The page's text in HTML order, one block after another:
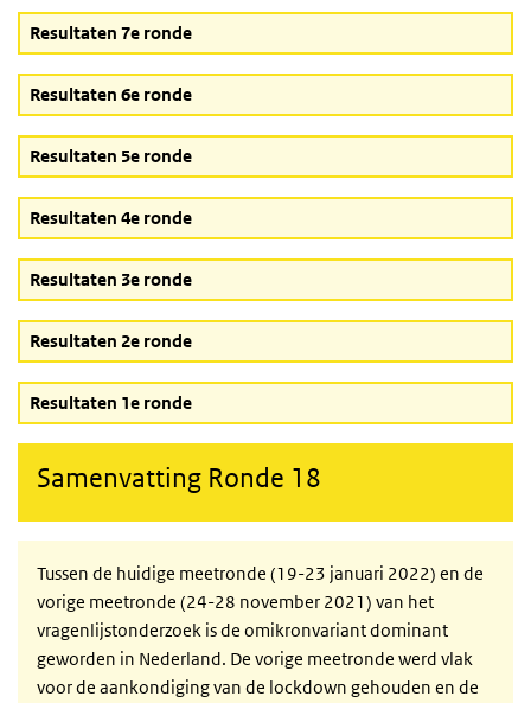
Resultaten 7e ronde
Resultaten 6e ronde
Resultaten 5e ronde
Resultaten 4e ronde
Resultaten 3e ronde
Resultaten 2e ronde
Resultaten 1e ronde
Samenvatting Ronde 18
Tussen de huidige meetronde (19-23 januari 2022) en de
vorige meetronde (24-28 november 2021) van het
vragenlijstonderzoek is de omikronvariant dominant
geworden in Nederland. De vorige meetronde werd vlak
voor de aankondiging van de lockdown gehouden en de